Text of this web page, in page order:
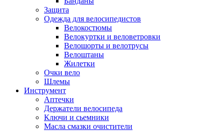
Защита
Одежда для велосипедистов
Велокостюмы
Велокуртки и веловетровки
Велошорты и велотрусы
Велоштаны
Жилетки
Очки вело
Шлемы
Инструмент
Аптечки
Держатели велосипеда
Ключи и сьемники
Масла смазки очистители